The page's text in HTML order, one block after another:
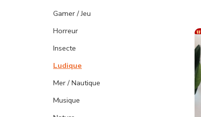
Gamer / Jeu
Horreur
Insecte
Ludique
Mer / Nautique
Musique